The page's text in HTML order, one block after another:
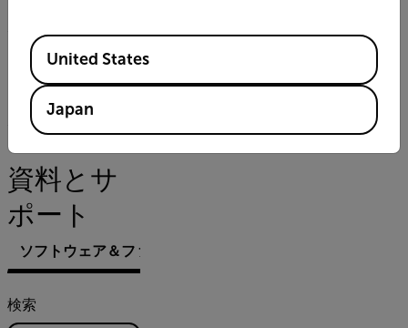
皮膜厚（非鉄）の最大解像度
0.1µm (0.01mils)
資料とサ
ポート
ソフトウェア＆ファームウェア
検索
Available Locations
United States
Japan